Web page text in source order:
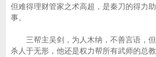
但难得理财管家之术高超，是秦刀的得力
事。
三帮主吴剑，为人木纳，不善言语，但
杀人于无形，他还是权力帮所有武师的总